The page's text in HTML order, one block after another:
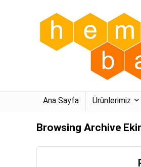
Ana Sayfa Ürünlerimiz
Browsing Archive